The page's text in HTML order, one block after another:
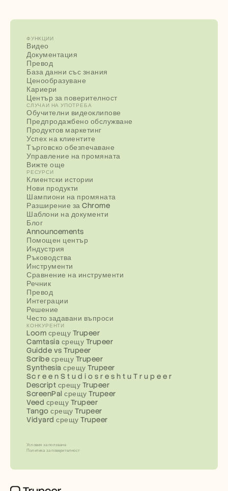
ФУНКЦИИ
Видео
Документация
Превод
База данни със знания
Ценообразуване
Кариери
Център за поверителност
СЛУЧАИ НА УПОТРЕБА
Обучителни видеоклипове
Предпродажбено обслужване
Продуктов маркетинг
Успех на клиентите
Търговско обезпечаване
Управление на промяната
Вижте още
РЕСУРСИ
Клиентски истории
Нови продукти
Шампиони на промяната
Разширение за Chrome
Шаблони на документи
Блог
Announcements
Помощен център
Индустрия
Ръководства
Инструменти
Сравнение на инструменти
Речник
Превод
Интеграции
Решение
Често задавани въпроси
КОНКУРЕНТИ
Loom срещу Trupeer
Camtasia срещу Trupeer
Guidde vs Trupeer
Scribe срещу Trupeer
Synthesia срещу Trupeer
Sc r e e n S t u d i o s r e s h t u T r u p e e r
Descript срещу Trupeer
ScreenPal срещу Trupeer
Veed срещу Trupeer
Tango срещу Trupeer
Vidyard срещу Trupeer
Условия за ползване
Политика за поверителност